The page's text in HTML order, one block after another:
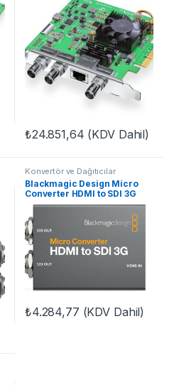
₺24.851,64 (KDV Dahil)
Konvertör ve Dağıtıcılar
Blackmagic Design Micro
Converter HDMI to SDI 3G
₺4.284,77 (KDV Dahil)